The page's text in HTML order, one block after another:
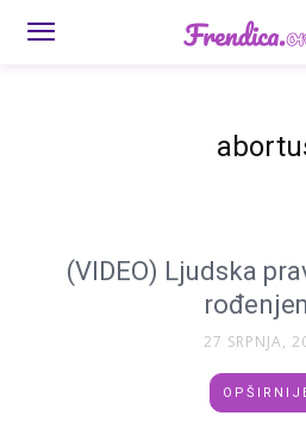
(VIDEO) Ljudska
27 SRPNJA,